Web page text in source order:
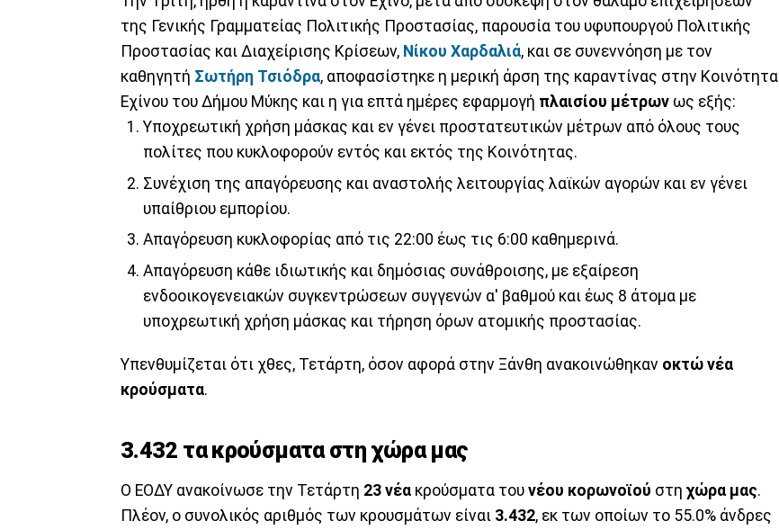
της Γενικής Γραμματείας Πολιτικής Προστασίας, παρουσία του υφυπουργού Πολιτικής
Προστασίας και Διαχείρισης Κρίσεων, Νίκου Χαρδαλιά, και σε συνεννόηση με τον
καθηγητή Σωτήρη Τσιόδρα, αποφασίστηκε η μερική άρση της καραντίνας στην Κοινότητα
Εχίνου του Δήμου Μύκης και η για επτά ημέρες εφαρμογή πλαισίου μέτρων ως εξής:
Υποχρεωτική χρήση μάσκας και εν γένει προστατευτικών μέτρων από όλους τους
πολίτες που κυκλοφορούν εντός και εκτός της Κοινότητας.
Συνέχιση της απαγόρευσης και αναστολής λειτουργίας λαϊκών αγορών και εν γένει
υπαίθριου εμπορίου.
Απαγόρευση κυκλοφορίας από τις 22:00 έως τις 6:00 καθημερινά.
Απαγόρευση κάθε ιδιωτικής και δημόσιας συνάθροισης, με εξαίρεση
ενδοοικογενειακών συγκεντρώσεων συγγενών α' βαθμού και έως 8 άτομα με
υποχρεωτική χρήση μάσκας και τήρηση όρων ατομικής προστασίας.
Υπενθυμίζεται ότι χθες, Τετάρτη, όσον αφορά στην Ξάνθη ανακοινώθηκαν οκτώ νέα
κρούσματα.
3.432 τα κρούσματα στη χώρα μας
Ο ΕΟΔΥ ανακοίνωσε την Τετάρτη 23 νέα κρούσματα του νέου κορωνοϊού στη χώρα μας.
Πλέον, ο συνολικός αριθμός των κρουσμάτων είναι 3.432, εκ των οποίων το 55.0% άνδρες